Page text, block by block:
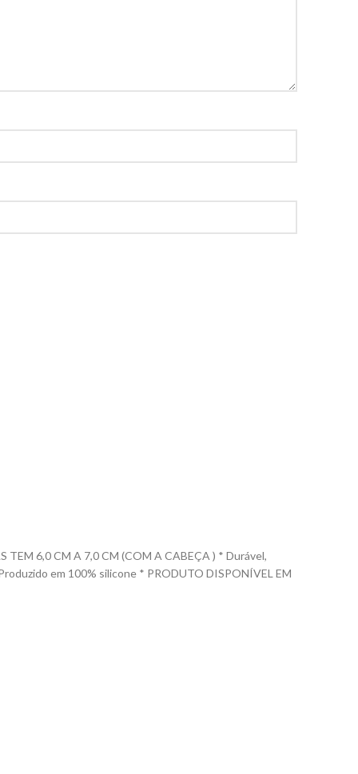
TEM 6,0 CM A 7,0 CM (COM A CABEÇA ) * Durável,
em 100% silicone * PRODUTO DISPONÍVEL EM